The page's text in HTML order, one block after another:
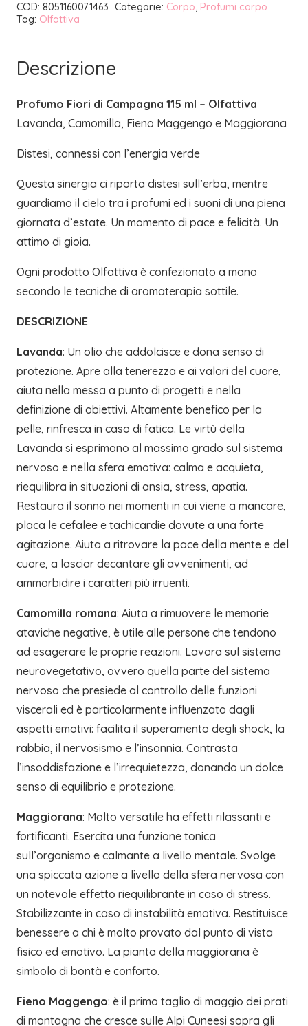
OLFATTIVA
quantità
COD: 8051160071463 Categorie: Corpo, Profumi corpo
Tag: Olfattiva
Descrizione
Profumo Fiori di Campagna 115 ml – Olfattiva
Lavanda, Camomilla, Fieno Maggengo e Maggiorana
Distesi, connessi con l’energia verde
Questa sinergia ci riporta distesi sull’erba, mentre
guardiamo il cielo tra i profumi ed i suoni di una piena
giornata d’estate. Un momento di pace e felicità. Un
attimo di gioia.
Ogni prodotto Olfattiva è confezionato a mano
secondo le tecniche di aromaterapia sottile.
DESCRIZIONE
Lavanda: Un olio che addolcisce e dona senso di
protezione. Apre alla tenerezza e ai valori del cuore,
aiuta nella messa a punto di progetti e nella
definizione di obiettivi. Altamente benefico per la
pelle, rinfresca in caso di fatica. Le virtù della
Lavanda si esprimono al massimo grado sul sistema
nervoso e nella sfera emotiva: calma e acquieta,
riequilibra in situazioni di ansia, stress, apatia.
Restaura il sonno nei momenti in cui viene a mancare,
placa le cefalee e tachicardie dovute a una forte
agitazione. Aiuta a ritrovare la pace della mente e del
cuore, a lasciar decantare gli avvenimenti, ad
ammorbidire i caratteri più irruenti.
Camomilla romana: Aiuta a rimuovere le memorie
ataviche negative, è utile alle persone che tendono
ad esagerare le proprie reazioni. Lavora sul sistema
neurovegetativo, ovvero quella parte del sistema
nervoso che presiede al controllo delle funzioni
viscerali ed è particolarmente influenzato dagli
aspetti emotivi: facilita il superamento degli shock, la
rabbia, il nervosismo e l’insonnia. Contrasta
l’insoddisfazione e l’irrequietezza, donando un dolce
senso di equilibrio e protezione.
Maggiorana: Molto versatile ha effetti rilassanti e
fortificanti. Esercita una funzione tonica
sull’organismo e calmante a livello mentale. Svolge
una spiccata azione a livello della sfera nervosa con
un notevole effetto riequilibrante in caso di stress.
Stabilizzante in caso di instabilità emotiva. Restituisce
benessere a chi è molto provato dal punto di vista
fisico ed emotivo. La pianta della maggiorana è
simbolo di bontà e conforto.
Fieno Maggengo: è il primo taglio di maggio dei prati
di montagna che cresce sulle Alpi Cuneesi sopra gli